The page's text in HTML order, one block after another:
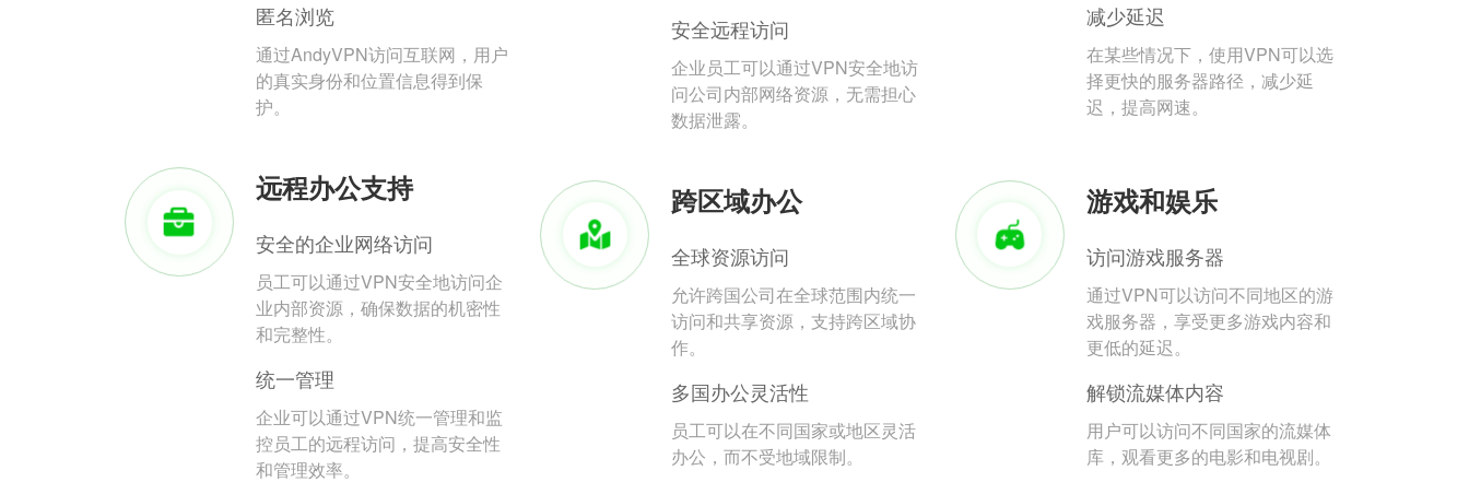
匿名浏览
通过AndyVPN访问互联网，用户
的真实身份和位置信息得到保
护。
安全远程访问
企业员工可以通过VPN安全地访
问公司内部网络资源，无需担心
数据泄露。
减少延迟
在某些情况下，使用VPN可以选
择更快的服务器路径，减少延
迟，提高网速。
远程办公支持
安全的企业网络访问
员工可以通过VPN安全地访问企
业内部资源，确保数据的机密性
和完整性。
统一管理
企业可以通过VPN统一管理和监
控员工的远程访问，提高安全性
和管理效率。
跨区域办公
全球资源访问
允许跨国公司在全球范围内统一
访问和共享资源，支持跨区域协
作。
多国办公灵活性
员工可以在不同国家或地区灵活
办公，而不受地域限制。
游戏和娱乐
访问游戏服务器
通过VPN可以访问不同地区的游
戏服务器，享受更多游戏内容和
更低的延迟。
解锁流媒体内容
用户可以访问不同国家的流媒体
库，观看更多的电影和电视剧。